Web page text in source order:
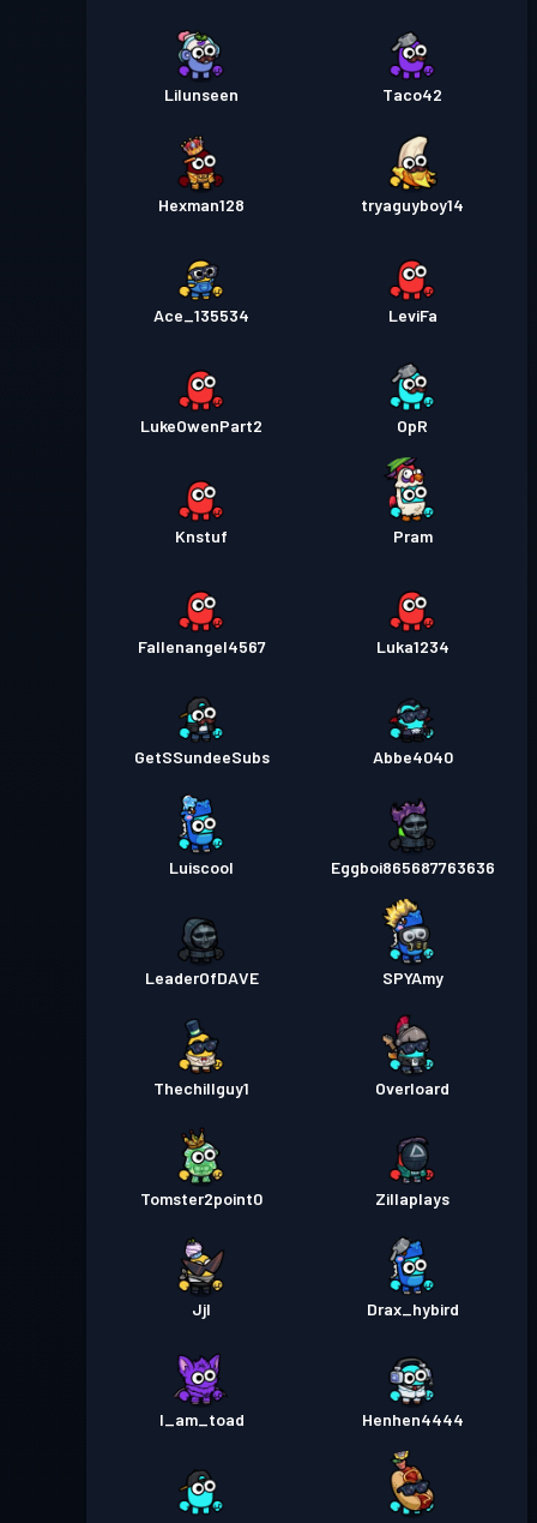
Lilunseen Taco42
Hexman128 tryaguyboy14
Ace_135534 LeviFa
LukeOwenPart2 OpR
Knstuf Pram
Fallenangel4567 Luka1234
GetSSundeeSubs Abbe4040
Luiscool Eggboi865687763636
LeaderOfDAVE SPYAmy
Thechillguy1 Overloard
Tomster2point0 Zillaplays
Jjl Drax_hybird
I_am_toad Henhen4444